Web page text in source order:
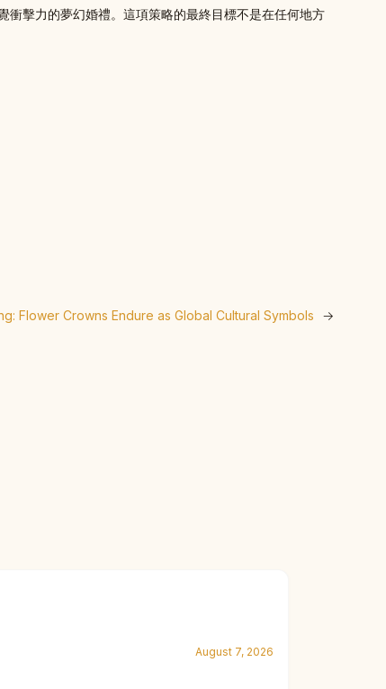
擊力的夢幻婚禮。這項策略的最終目標不是在任何地方
Flower Crowns Endure as Global Cultural Symbols →
August 7, 2026